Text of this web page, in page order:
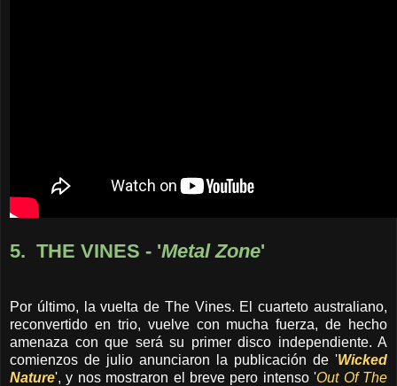
5. THE VINES - 'Metal Zone'
Por último, la vuelta de The Vines. El cuarteto australiano,
reconvertido en trio, vuelve con mucha fuerza, de hecho
amenaza con que será su primer disco independiente. A
comienzos de julio anunciaron la publicación de 'Wicked
Nature', y nos mostraron el breve pero intenso 'Out Of The